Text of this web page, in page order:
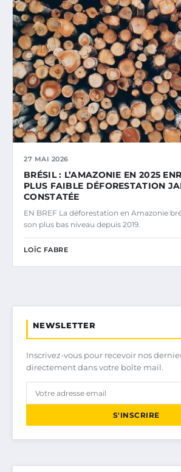
27 MAI 2026
BRÉSIL : L’AMAZONIE EN 2025
PLUS FAIBLE DÉFORESTATION
CONSTATÉE
EN BREF La déforestation en Amazonie
son plus bas niveau depuis 2019.
LOÏC FABRE
NEWSLETTER
Inscrivez-vous pour recevoir nos
directement dans votre boîte mail.
S'INSCRIRE